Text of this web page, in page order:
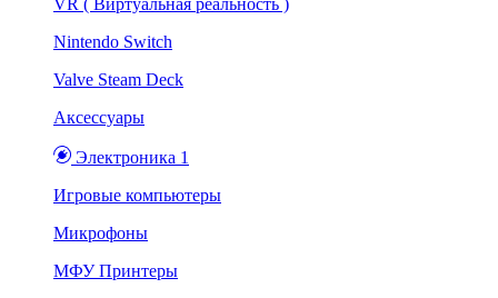
VR ( Виртуальная реальность )
Nintendo Switch
Valve Steam Deck
Аксессуары
Электроника 1
Игровые компьютеры
Микрофоны
МФУ Принтеры